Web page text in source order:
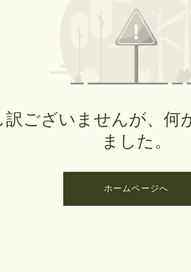
訳ございませんが、何
ました。
ホームページへ